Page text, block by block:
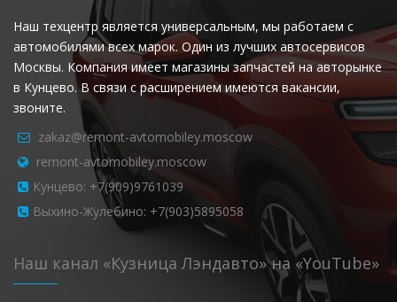
Наш техцентр является универсальным, мы работаем с
автомобилями всех марок. Один из лучших автосервисов
Москвы. Компания имеет магазины запчастей на авторынке
в Кунцево. В связи с расширением имеются вакансии,
звоните.
zakaz@remont-avtomobiley.moscow
remont-avtomobiley.moscow
Кунцево: +7(909)9761039
Выхино-Жулебино: +7(903)5895058
Наш канал «Кузница Лэндавто» на «YouTube»